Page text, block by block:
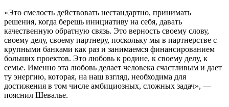
«Это смелость действовать нестандартно, принимать
решения, когда берешь инициативу на себя, давать
качественную обратную связь. Это верность своему слову,
своему делу, своему партнеру, поскольку мы в партнерстве с
крупными банками как раз и занимаемся финансированием
больших проектов. Это любовь к родине, к своему делу, к
семье. Именно эта любовь делает человека счастливым и дает
ту энергию, которая, на наш взгляд, необходима для
достижения в том числе амбициозных, сложных задач», —
пояснил Шевалье.